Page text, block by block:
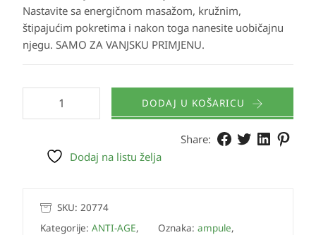
Nastavite sa energičnom masažom, kružnim,
štipajućim pokretima i nakon toga nanesite uobičajnu
njegu. SAMO ZA VANJSKU PRIMJENU.
DODAJ U KOŠARICU
Share:
Dodaj na listu želja
SKU: 20774
Kategorije: ANTI-AGE,
Oznaka: ampule,